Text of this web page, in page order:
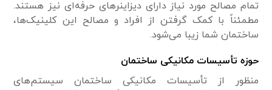
تمام مصالح مورد نیاز دارای دیزاینر‌های حرفه‌ای نیز هستند.
مطمئناً با کمک گرفتن از افراد و مصالح این کلینیک‌ها،
ساختمان شما زیبا می‌شود.
حوزه تأسیسات مکانیکی ساختمان
منظور از تأسیسات مکانیکی ساختمان سیستم‌های